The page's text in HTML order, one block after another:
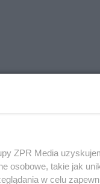
ZPR Media
osobowe, takie jak
w celu